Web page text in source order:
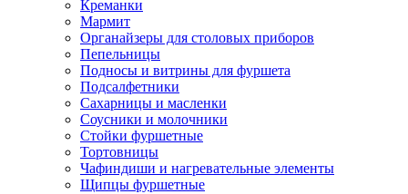
Креманки
Мармит
Органайзеры для столовых приборов
Пепельницы
Подносы и витрины для фуршета
Подсалфетники
Сахарницы и масленки
Соусники и молочники
Стойки фуршетные
Тортовницы
Чафиндиши и нагревательные элементы
Щипцы фуршетные